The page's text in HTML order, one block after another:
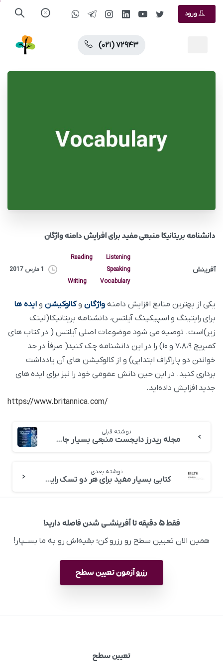
ورود
(۰۲۱) ۷۲۹۴۳
دانشنامه بریتانیکا منبعی مفید برای افرایش دامنه واژگان
آفرینش
Listening
Reading
Speaking
Vocabulary
Writing
1 مارس 2017
یکی از بهترین منابع افزایش دامنهواژگان وکالوکیشن و ایده ها
برای رایتینگ و اسپیکینگ آیلتس، دانشنامه بریتانیکا(لینک
زیر)است. توصیه می شود موضوعات اصلی آیلتس ( در کتاب های
کمبریج ۷،۸،۹ و ۱۰) را در این دانشنامه چک کنید( صرفاً در حد
خواندن دو پاراگراف ابتدایی) و از کالوکیشن های آن یادداشت
برداری کنید. در این حین دانش عمومی خود را نیز برای ایده های
جدید افزایش داده‌اید.
/https://www.britannica.com
نوشته قبلی
مجله ریدرز دایجست منبعی بسیار جامع و کامل برای ریدینگ
نوشته بعدی
کتابی بسیار مفید برای هر دو تسک رایتینگ آیلتس
فقط ۵ دقیقه تا آفرینشــی شدن فاصله دارید!
همین الان تعیین سطح رو رزرو کن؛ بقیه‌اش رو به ما بســپار!
رزرو آزمون تعیین سطح
تعیین سطح